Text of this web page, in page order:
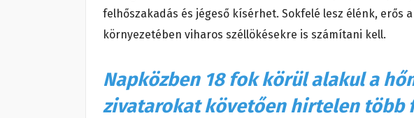
felhőszakadás és jégeső kísérhet. Sokfelé lesz élénk, erős
környezetében viharos széllökésekre is számítani kell.
Napközben 18 fok körül alakul a
zivatarokat követően hirtelen több